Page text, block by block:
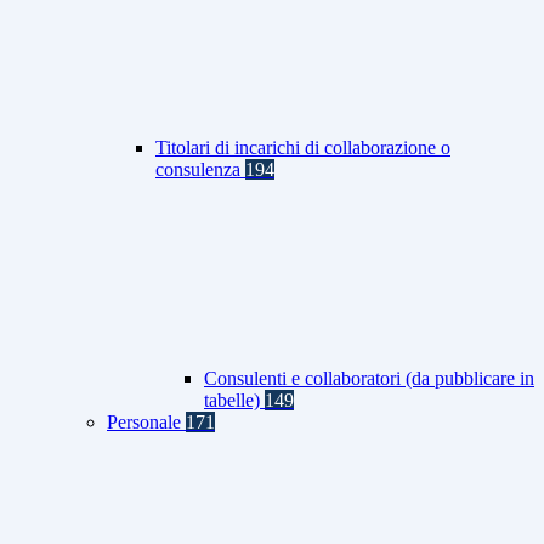
Titolari di incarichi di collaborazione o
consulenza 194
Consulenti e collaboratori (da pubblicare in
tabelle) 149
Personale 171